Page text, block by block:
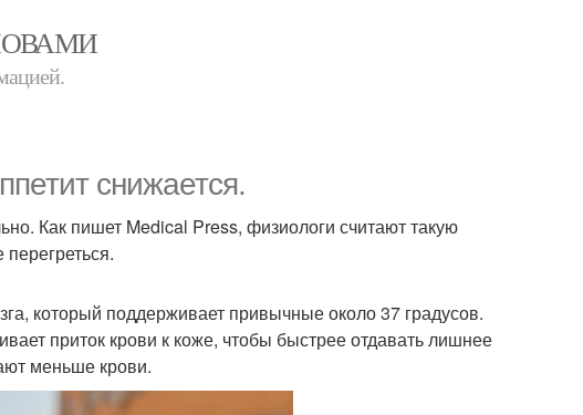
снижается.
Как пишет Medical Press, физиологи считают такую
который поддерживает привычные около 37 градусов.
приток крови к коже, чтобы быстрее отдавать лишнее
меньше крови.